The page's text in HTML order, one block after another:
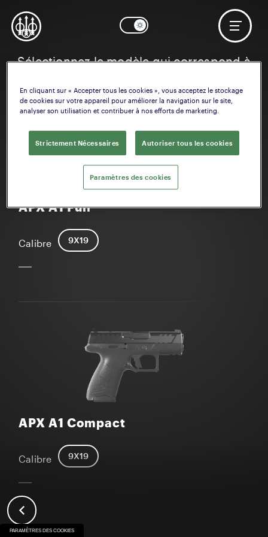
Sélectionnez le modèle qui correspond à
APX A1 Full
Calibre 9X19
APX A1 Compact
Calibre 9X19
PARAMÈTRES DES COOKIES
En cliquant sur « Accepter tous les cookies », vous acceptez le stockage
de cookies sur votre appareil pour améliorer la navigation sur le site,
analyser son utilisation et contribuer à nos efforts de marketing.
Strictement Nécessaires Autoriser tous les cookies
Paramètres des cookies